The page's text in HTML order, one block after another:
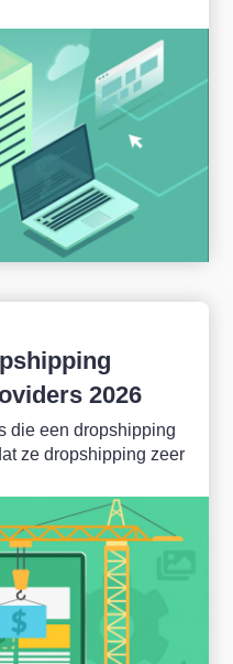
2026
die een dropshipping
ze dropshipping zeer